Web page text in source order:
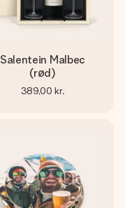
Salentein Malbec
(rød)
389,00 kr.